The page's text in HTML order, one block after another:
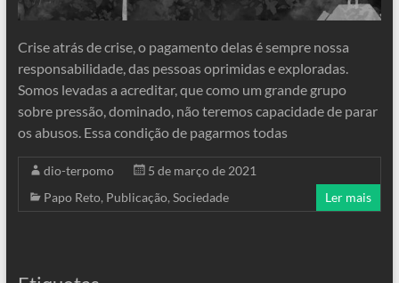
Crise atrás de crise, o pagamento delas é sempre nossa
responsabilidade, das pessoas oprimidas e exploradas.
Somos levadas a acreditar, que como um grande grupo
sobre pressão, dominado, não teremos capacidade de parar
os abusos. Essa condição de pagarmos todas
dio-terpomo
5 de março de 2021
Papo Reto, Publicação, Sociedade Ler mais